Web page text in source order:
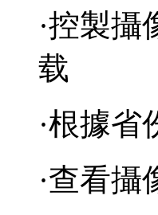
·控製
载
·根據
·查看